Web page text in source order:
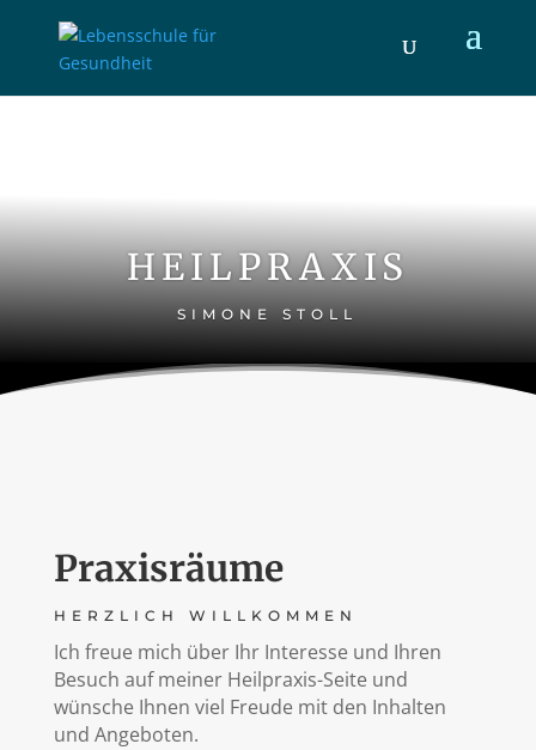
HEILPRAXIS
SIMONE STOLL
Praxisräume
HERZLICH WILLKOMMEN
Ich freue mich über Ihr Interesse und Ihren
Besuch auf meiner Heilpraxis-Seite und
wünsche Ihnen viel Freude mit den Inhalten
und Angeboten.